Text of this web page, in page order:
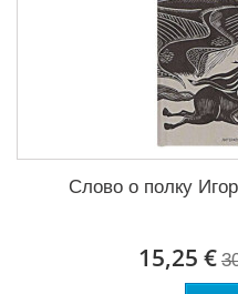
Слово о полку
15,25 €